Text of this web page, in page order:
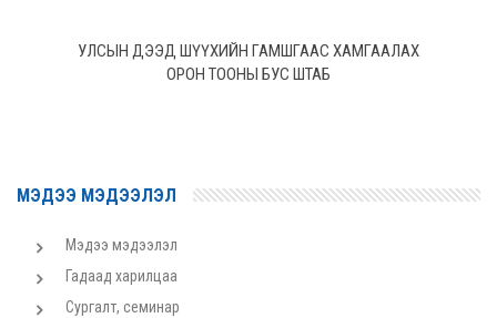
УЛСЫН ДЭЭД ШҮҮХИЙН ГАМШГААС ХАМГААЛАХ
ОРОН ТООНЫ БУС ШТАБ
МЭДЭЭ МЭДЭЭЛЭЛ
Мэдээ мэдээлэл
Гадаад харилцаа
Сургалт, семинар